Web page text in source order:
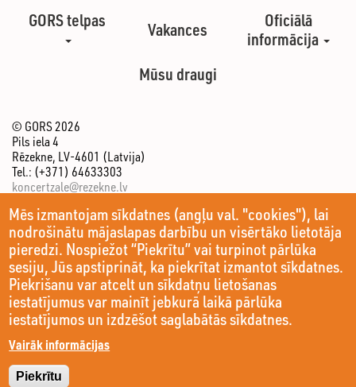
Mēs izmantojam sīkdatnes (angļu val. "cookies"), lai
nodrošinātu mājaslapas darbību un visērtāko lietotāja
pieredzi. Nospiežot “Piekrītu” vai turpinot pārlūka
sesiju, Jūs apstiprināt, ka piekrītat izmantot sīkdatnes.
Piekrišanu var atcelt un sīkdatņu lietošanas
iestatījumus var mainīt jebkurā laikā pārlūka
iestatījumos un izdzēšot saglabātās sīkdatnes.
Vairāk informācijas
Piekrītu
GORS telpas
Vakances
Oficiālā
informācija
Mūsu draugi
© GORS 2026
Pils iela 4
Rēzekne, LV-4601 (Latvija)
Tel.: (+371) 64633303
koncertzale@rezekne.lv